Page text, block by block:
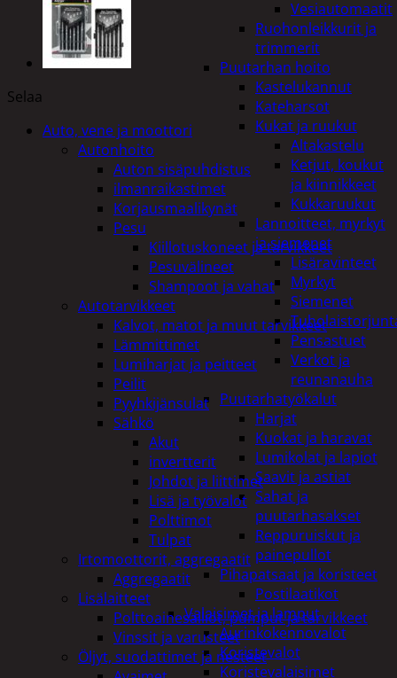
Vesiautomaatit
Ruohonleikkurit ja
trimmerit
Puutarhan hoito
Kastelukannut
Kateharsot
Kukat ja ruukut
Altakastelu
Ketjut, koukut
ja kiinnikkeet
Kukkaruukut
Lannoitteet, myrkyt
ja siemenet
Lisäravinteet
Myrkyt
Siemenet
Pensastuet
Verkot ja
reunanauha
Puutarhatyökalut
Harjat
Kuokat ja haravat
Lumikolat ja lapiot
Saavit ja astiat
Sahat ja
puutarhasakset
Reppuruiskut ja
painepullot
Pihapatsaat ja koristeet
Postilaatikot
Valaisimet ja lamput
Aurinkokennovalot
Koristevalot
Koristevalaisimet
Selaa
Auto, vene ja moottori
Autonhoito
Auton sisäpuhdistus
ilmanraikastimet
Korjausmaalikynät
Pesu
Kiillotuskoneet ja tarvikkeet
Pesuvälineet
Shampoot ja vahat
Autotarvikkeet
Kalvot, matot ja muut tarvikkeet
Lämmittimet
Lumiharjat ja peitteet
Peilit
Pyyhkijänsulat
Sähkö
Akut
invertterit
Johdot ja liittimet
Lisä ja työvalot
Polttimot
Tulpat
Irtomoottorit, aggregaatit
Aggregaatit
Lisälaitteet
Polttoainesäiliöt, pumput ja tarvikkeet
Vinssit ja varusteet
Öljyt, suodattimet ja nesteet